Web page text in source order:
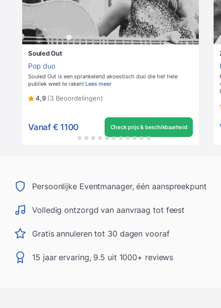
Souled Out
Pop duo
Souled Out is een sprankelend akoestisch duo die het hele
publiek weet te raken! Lees meer
4,9 (3 Beoordelingen)
Vanaf € 1100 Check prijs & beschikbaarheid
Persoonlijke Eventmanager, één aanspreekpunt
Volledig ontzorgd van aanvraag tot feest
Gratis annuleren tot 30 dagen vooraf
15 jaar ervaring, 9.5 uit 1000+ reviews